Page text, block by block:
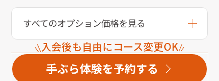
すべてのオプション価格を見る
入会後も自由にコース変更OK
手ぶら体験を予約する